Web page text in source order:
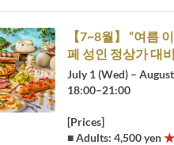
【7~8월】 “여름
페 성인 정상가 대
July 1 (Wed) –
18:00–21:00
[Prices]
■ Adults: 4,500 yen★